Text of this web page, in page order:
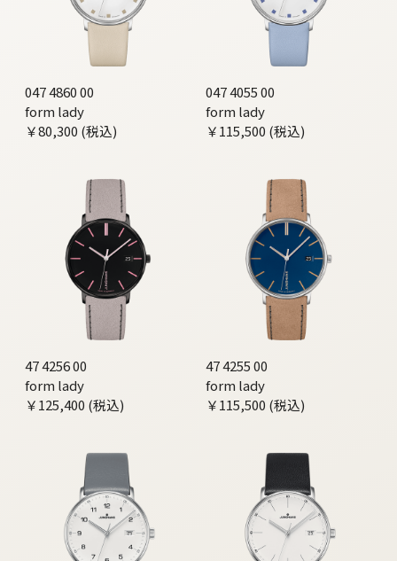
047 4860 00
form lady
￥80,300 (税込)
047 4055 00
form lady
￥115,500 (税込)
47 4256 00
form lady
￥125,400 (税込)
47 4255 00
form lady
￥115,500 (税込)